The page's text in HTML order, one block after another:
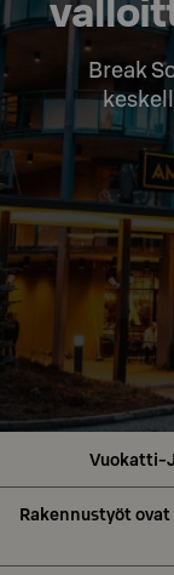
Break
Vuokatti-
Rakennustyöt